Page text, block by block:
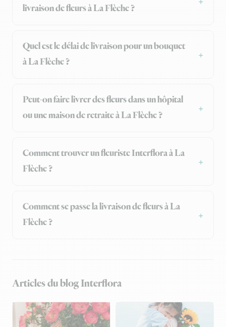
livraison de fleurs à La Flèche ?
Quel est le délai de livraison pour un bouquet
à La Flèche ?
Peut-on faire livrer des fleurs dans un hôpital
ou une maison de retraite à La Flèche ?
Comment trouver un fleuriste Interflora à La
Flèche ?
Comment se passe la livraison de fleurs à La
Flèche ?
Articles du blog Interflora